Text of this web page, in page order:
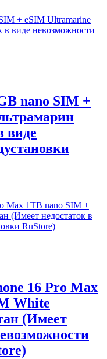
nano SIM +
виде
16 Pro Max
White
(Имеет